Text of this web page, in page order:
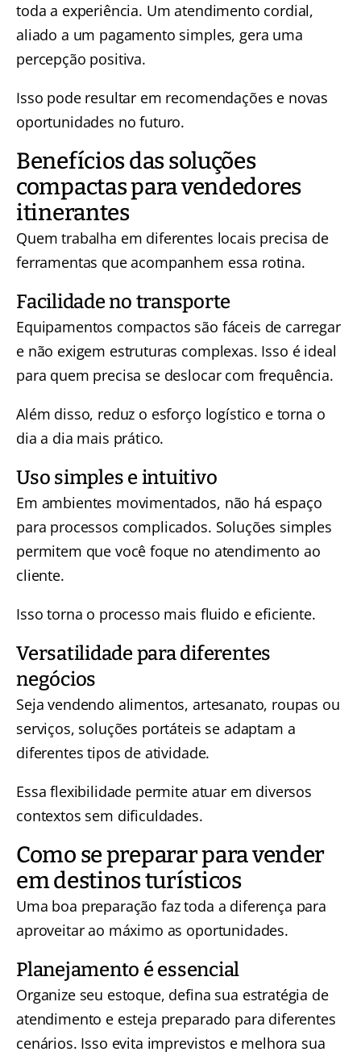
toda a experiência. Um atendimento cordial,
aliado a um pagamento simples, gera uma
percepção positiva.
Isso pode resultar em recomendações e novas
oportunidades no futuro.
Benefícios das soluções
compactas para vendedores
itinerantes
Quem trabalha em diferentes locais precisa de
ferramentas que acompanhem essa rotina.
Facilidade no transporte
Equipamentos compactos são fáceis de carregar
e não exigem estruturas complexas. Isso é ideal
para quem precisa se deslocar com frequência.
Além disso, reduz o esforço logístico e torna o
dia a dia mais prático.
Uso simples e intuitivo
Em ambientes movimentados, não há espaço
para processos complicados. Soluções simples
permitem que você foque no atendimento ao
cliente.
Isso torna o processo mais fluido e eficiente.
Versatilidade para diferentes
negócios
Seja vendendo alimentos, artesanato, roupas ou
serviços, soluções portáteis se adaptam a
diferentes tipos de atividade.
Essa flexibilidade permite atuar em diversos
contextos sem dificuldades.
Como se preparar para vender
em destinos turísticos
Uma boa preparação faz toda a diferença para
aproveitar ao máximo as oportunidades.
Planejamento é essencial
Organize seu estoque, defina sua estratégia de
atendimento e esteja preparado para diferentes
cenários. Isso evita imprevistos e melhora sua